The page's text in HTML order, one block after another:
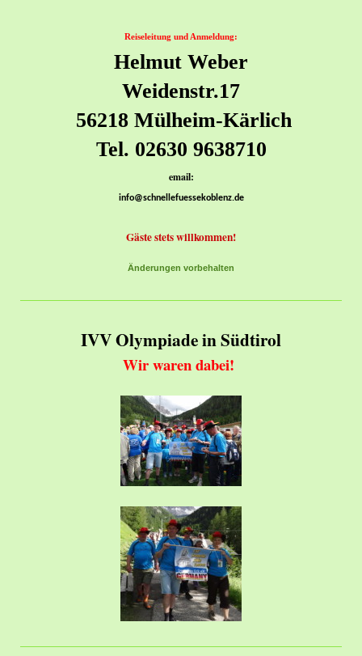
Reiseleitung und Anmeldung:
Helmut Weber
Weidenstr.17
56218 Mülheim-Kärlich
Tel. 02630 9638710
email:
info@schnellefuessekoblenz.de
Gäste stets willkommen!
Änderungen vorbehalten
IVV Olympiade in Südtirol
Wir waren dabei!